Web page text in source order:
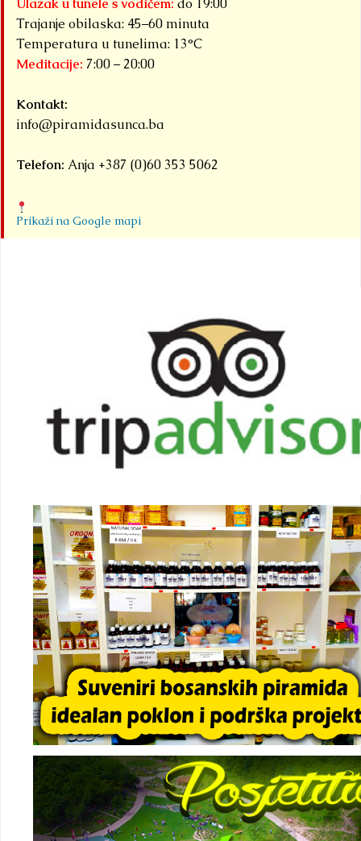
Ulazak u tunele s vodičem: do 19:00
Trajanje obilaska: 45–60 minuta
Temperatura u tunelima: 13°C
Meditacije: 7:00 – 20:00
Kontakt:
info@piramidasunca.ba
Telefon: Anja +387 (0)60 353 5062
Prikaži na Google mapi